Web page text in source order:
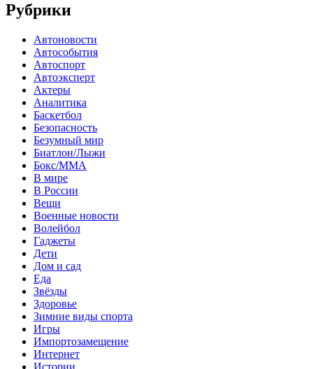
Рубрики
Автоновости
Автособытия
Автоспорт
Автоэксперт
Актеры
Аналитика
Баскетбол
Безопасность
Безумный мир
Биатлон/Лыжи
Бокс/MMA
В мире
В России
Вещи
Военные новости
Волейбол
Гаджеты
Дети
Дом и сад
Еда
Звёзды
Здоровье
Зимние виды спорта
Игры
Импортозамещение
Интернет